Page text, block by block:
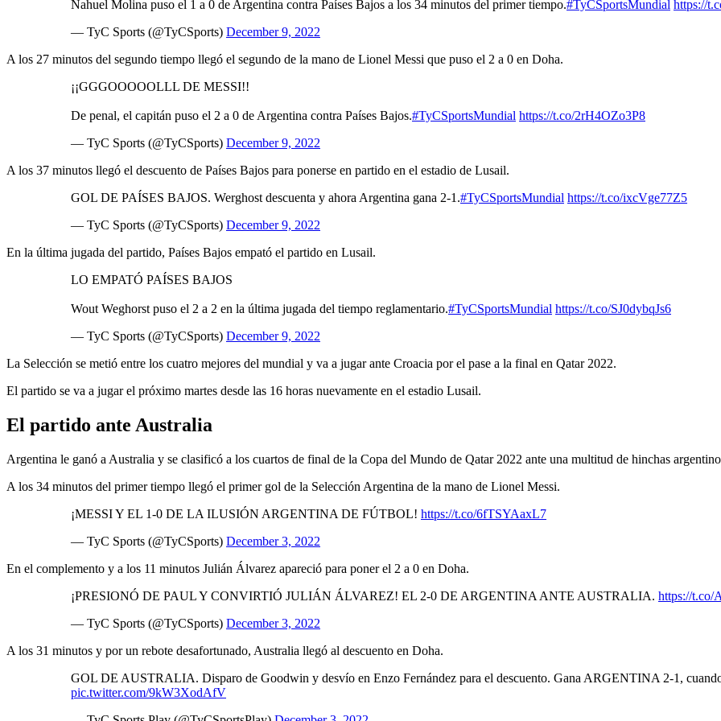
Nahuel Molina puso el 1 a 0 de Argentina contra Países Bajos a los 34 minutos del primer tiempo.#TyCSportsMundial https://
— TyC Sports (@TyCSports) December 9, 2022
A los 27 minutos del segundo tiempo llegó el segundo de la mano de Lionel Messi que puso el 2 a 0 en Doha.
¡¡GGGOOOOOLLL DE MESSI!!
De penal, el capitán puso el 2 a 0 de Argentina contra Países Bajos.#TyCSportsMundial https://t.co/2rH4OZo3P8
— TyC Sports (@TyCSports) December 9, 2022
A los 37 minutos llegó el descuento de Países Bajos para ponerse en partido en el estadio de Lusail.
GOL DE PAÍSES BAJOS. Werghost descuenta y ahora Argentina gana 2-1.#TyCSportsMundial https://t.co/ixcVge77Z5
— TyC Sports (@TyCSports) December 9, 2022
En la última jugada del partido, Países Bajos empató el partido en Lusail.
LO EMPATÓ PAÍSES BAJOS
Wout Weghorst puso el 2 a 2 en la última jugada del tiempo reglamentario.#TyCSportsMundial https://t.co/SJ0dybqJs6
— TyC Sports (@TyCSports) December 9, 2022
La Selección se metió entre los cuatro mejores del mundial y va a jugar ante Croacia por el pase a la final en Qatar 2022.
El partido se va a jugar el próximo martes desde las 16 horas nuevamente en el estadio Lusail.
El partido ante Australia
Argentina le ganó a Australia y se clasificó a los cuartos de final de la Copa del Mundo de Qatar 2022 ante una multitud de hinchas
A los 34 minutos del primer tiempo llegó el primer gol de la Selección Argentina de la mano de Lionel Messi.
¡MESSI Y EL 1-0 DE LA ILUSIÓN ARGENTINA DE FÚTBOL! https://t.co/6fTSYAaxL7
— TyC Sports (@TyCSports) December 3, 2022
En el complemento y a los 11 minutos Julián Álvarez apareció para poner el 2 a 0 en Doha.
¡PRESIONÓ DE PAUL Y CONVIRTIÓ JULIÁN ÁLVAREZ! EL 2-0 DE ARGENTINA ANTE AUSTRALIA. https://t.co/
— TyC Sports (@TyCSports) December 3, 2022
A los 31 minutos y por un rebote desafortunado, Australia llegó al descuento en Doha.
GOL DE AUSTRALIA. Disparo de Goodwin y desvío en Enzo Fernández para el descuento. Gana ARGENTINA 2-1,
pic.twitter.com/9kW3XodAfV